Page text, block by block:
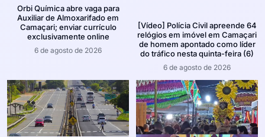
Orbi Química abre vaga para
Auxiliar de Almoxarifado em
Camaçari; enviar currículo
exclusivamente online
6 de agosto de 2026
[Vídeo] Polícia Civil apreende 64
relógios em imóvel em Camaçari
de homem apontado como líder
do tráfico nesta quinta-feira (6)
6 de agosto de 2026